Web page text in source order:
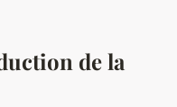
de la
de la